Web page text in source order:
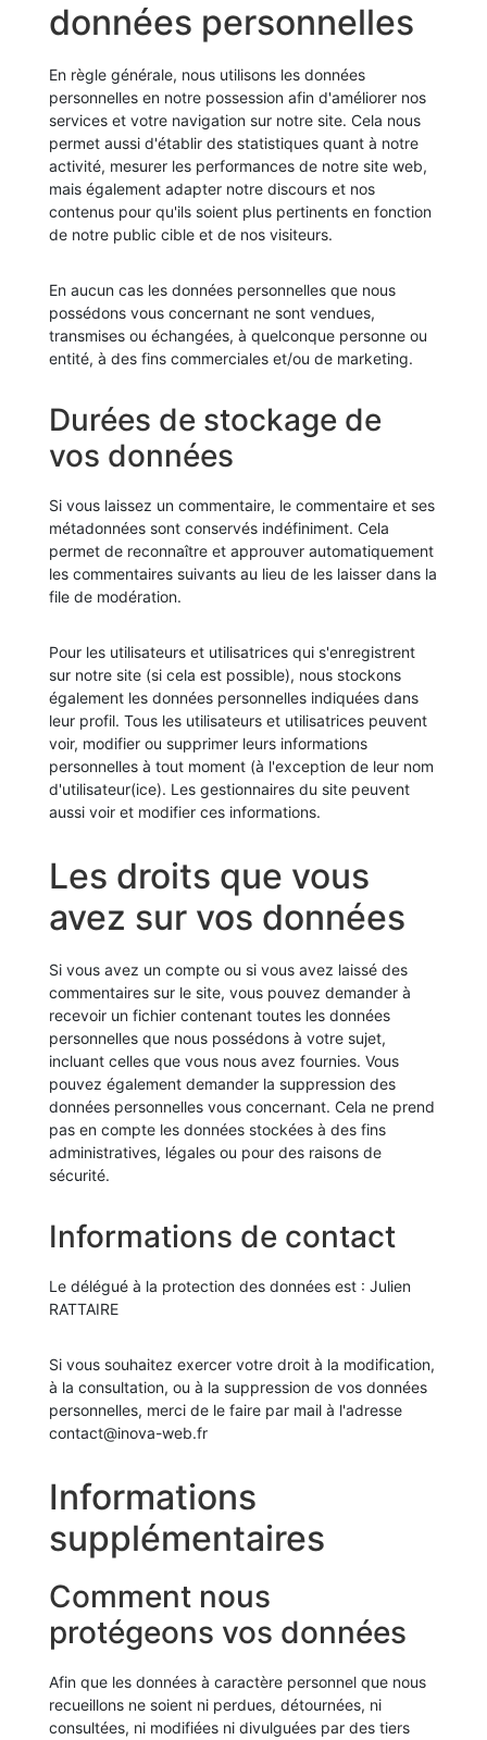
données personnelles
En règle générale, nous utilisons les données
personnelles en notre possession afin d'améliorer nos
services et votre navigation sur notre site. Cela nous
permet aussi d'établir des statistiques quant à notre
activité, mesurer les performances de notre site web,
mais également adapter notre discours et nos
contenus pour qu'ils soient plus pertinents en fonction
de notre public cible et de nos visiteurs.
En aucun cas les données personnelles que nous
possédons vous concernant ne sont vendues,
transmises ou échangées, à quelconque personne ou
entité, à des fins commerciales et/ou de marketing.
Durées de stockage de
vos données
Si vous laissez un commentaire, le commentaire et ses
métadonnées sont conservés indéfiniment. Cela
permet de reconnaître et approuver automatiquement
les commentaires suivants au lieu de les laisser dans la
file de modération.
Pour les utilisateurs et utilisatrices qui s'enregistrent
sur notre site (si cela est possible), nous stockons
également les données personnelles indiquées dans
leur profil. Tous les utilisateurs et utilisatrices peuvent
voir, modifier ou supprimer leurs informations
personnelles à tout moment (à l'exception de leur nom
d'utilisateur(ice). Les gestionnaires du site peuvent
aussi voir et modifier ces informations.
Les droits que vous
avez sur vos données
Si vous avez un compte ou si vous avez laissé des
commentaires sur le site, vous pouvez demander à
recevoir un fichier contenant toutes les données
personnelles que nous possédons à votre sujet,
incluant celles que vous nous avez fournies. Vous
pouvez également demander la suppression des
données personnelles vous concernant. Cela ne prend
pas en compte les données stockées à des fins
administratives, légales ou pour des raisons de
sécurité.
Informations de contact
Le délégué à la protection des données est : Julien
RATTAIRE
Si vous souhaitez exercer votre droit à la modification,
à la consultation, ou à la suppression de vos données
personnelles, merci de le faire par mail à l'adresse
contact@inova-web.fr
Informations
supplémentaires
Comment nous
protégeons vos données
Afin que les données à caractère personnel que nous
recueillons ne soient ni perdues, détournées, ni
consultées, ni modifiées ni divulguées par des tiers